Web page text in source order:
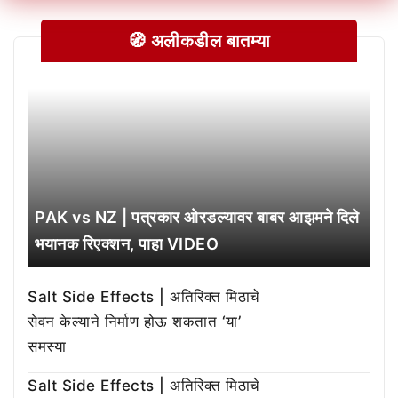
🧭 अलीकडील बातम्या
PAK vs NZ | पत्रकार ओरडल्यावर बाबर आझमने दिले
भयानक रिएक्शन, पाहा VIDEO
Salt Side Effects | अतिरिक्त मिठाचे
सेवन केल्याने निर्माण होऊ शकतात ‘या’
समस्या
Salt Side Effects | अतिरिक्त मिठाचे